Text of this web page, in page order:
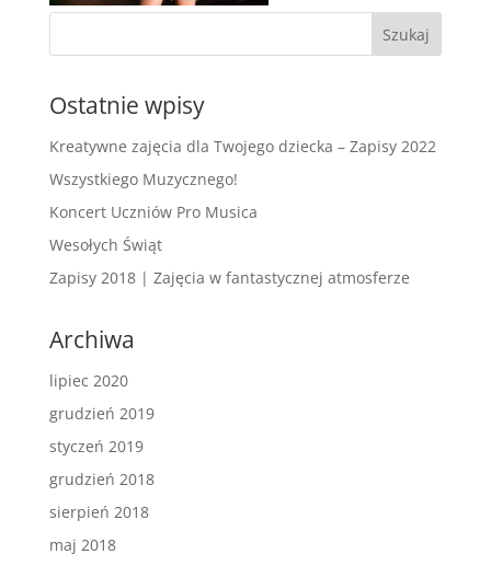
Ostatnie wpisy
Kreatywne zajęcia dla Twojego dziecka – Zapisy 2022
Wszystkiego Muzycznego!
Koncert Uczniów Pro Musica
Wesołych Świąt
Zapisy 2018 | Zajęcia w fantastycznej atmosferze
Archiwa
lipiec 2020
grudzień 2019
styczeń 2019
grudzień 2018
sierpień 2018
maj 2018